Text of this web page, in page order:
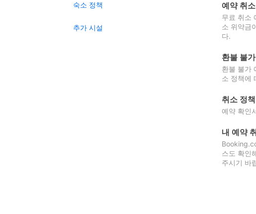
숙소 정책
추가 시설
예약 취
무료 취소
소 위약금
다.
환불 불
환불 불가
소 정책에
취소 정
예약 확인
내 예약
스도 확인
주시기 바